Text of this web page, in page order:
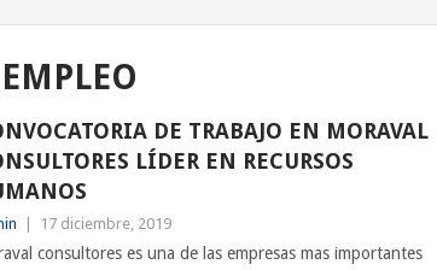
DE TRABAJO EN MORAVAL
LÍDER EN RECURSOS
17 diciembre, 2019
consultores es una de las empresas mas importantes